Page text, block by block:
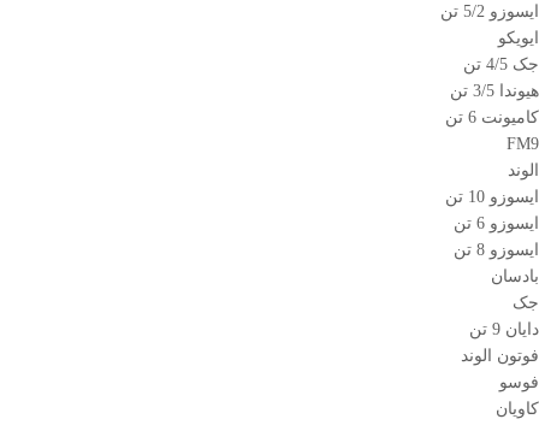
ایسوزو 5/2 تن
ایویکو
جک 4/5 تن
هیوندا 3/5 تن
کامیونت 6 تن
FM9
الوند
ایسوزو 10 تن
ایسوزو 6 تن
ایسوزو 8 تن
بادسان
جک
دایان 9 تن
فوتون الوند
فوسو
کاویان